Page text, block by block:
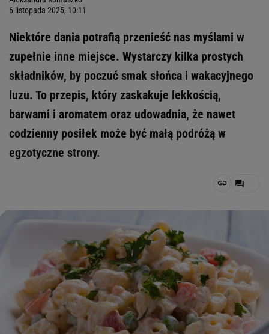
6 listopada 2025, 10:11
Niektóre dania potrafią przenieść nas myślami w
zupełnie inne miejsce. Wystarczy kilka prostych
składników, by poczuć smak słońca i wakacyjnego
luzu. To przepis, który zaskakuje lekkością,
barwami i aromatem oraz udowadnia, że nawet
codzienny posiłek może być małą podróżą w
egzotyczne strony.